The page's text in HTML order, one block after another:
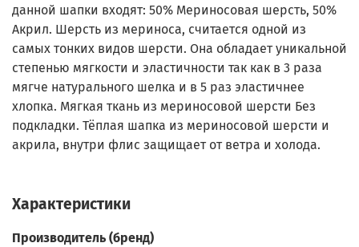
данной шапки входят: 50% Мериносовая шерсть, 50%
Акрил. Шерсть из мериноса, считается одной из
самых тонких видов шерсти. Она обладает уникальной
степенью мягкости и эластичности так как в 3 раза
мягче натурального шелка и в 5 раз эластичнее
хлопка. Мягкая ткань из мериносовой шерсти Без
подкладки. Тёплая шапка из мериносовой шерсти и
акрила, внутри флис защищает от ветра и холода.
Характеристики
Производитель (бренд)